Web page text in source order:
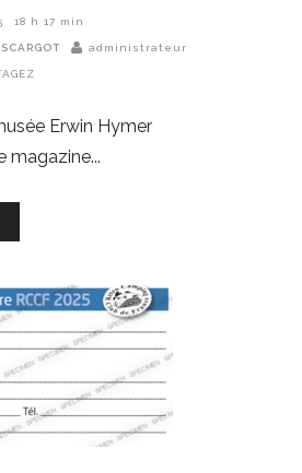
18 h 17 min
administrateur
Erwin Hymer
magazine